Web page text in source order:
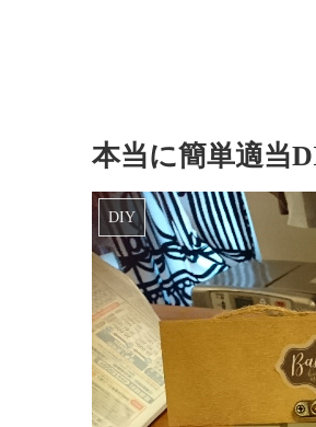
本当に簡単適当
DIY